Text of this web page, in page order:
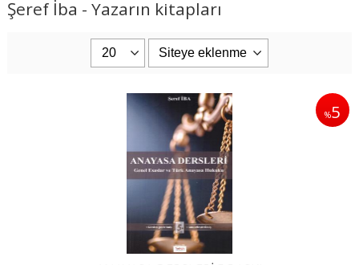
Şeref İba - Yazarın kitapları
%5